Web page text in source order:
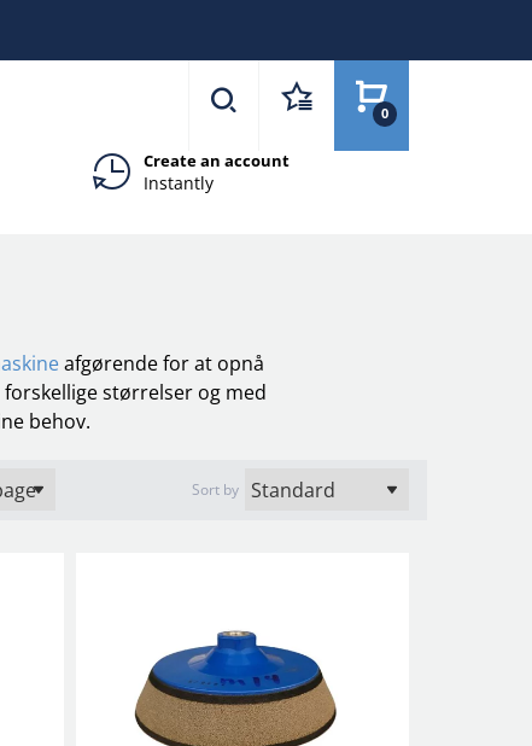
0
Create an account
Instantly
afgørende for at opnå
størrelser og med
behov.
Sort by